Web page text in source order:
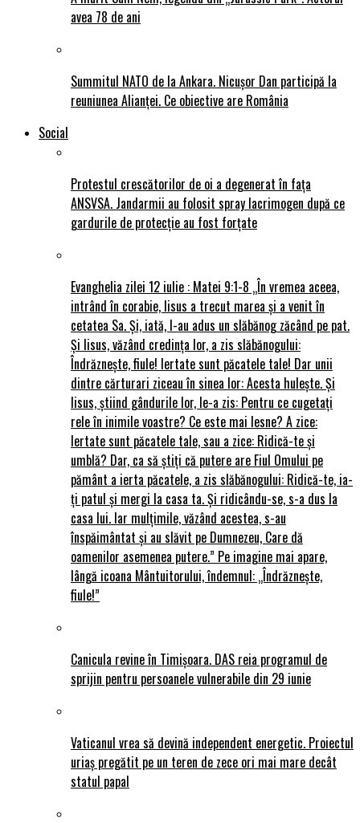
avea 78 de ani
Summitul NATO de la Ankara. Nicușor Dan participă la
reuniunea Alianței. Ce obiective are România
Social
Protestul crescătorilor de oi a degenerat în fața
ANSVSA. Jandarmii au folosit spray lacrimogen după ce
gardurile de protecție au fost forțate
Evanghelia zilei 12 iulie : Matei 9:1-8 „În vremea aceea,
intrând în corabie, Iisus a trecut marea și a venit în
cetatea Sa. Și, iată, I-au adus un slăbănog zăcând pe pat.
Și Iisus, văzând credința lor, a zis slăbănogului:
Îndrăznește, fiule! Iertate sunt păcatele tale! Dar unii
dintre cărturari ziceau în sinea lor: Acesta hulește. Și
Iisus, știind gândurile lor, le-a zis: Pentru ce cugetați
rele în inimile voastre? Ce este mai lesne? A zice:
Iertate sunt păcatele tale, sau a zice: Ridică-te și
umblă? Dar, ca să știți că putere are Fiul Omului pe
pământ a ierta păcatele, a zis slăbănogului: Ridică-te, ia-
ți patul și mergi la casa ta. Și ridicându-se, s-a dus la
casa lui. Iar mulțimile, văzând acestea, s-au
înspăimântat și au slăvit pe Dumnezeu, Care dă
oamenilor asemenea putere.” Pe imagine mai apare,
lângă icoana Mântuitorului, îndemnul: „Îndrăznește,
fiule!”
Canicula revine în Timișoara. DAS reia programul de
sprijin pentru persoanele vulnerabile din 29 iunie
Vaticanul vrea să devină independent energetic. Proiectul
uriaș pregătit pe un teren de zece ori mai mare decât
statul papal